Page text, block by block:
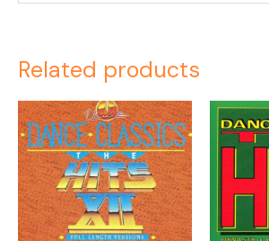
Related products